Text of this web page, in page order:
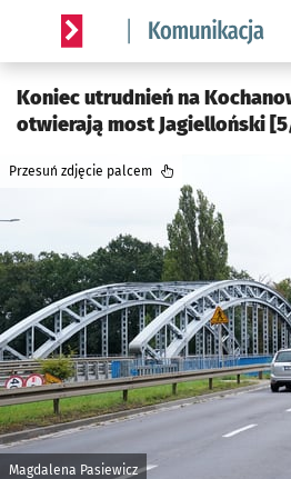
Serwis informacyjny wroclaw.pl
Koniec utrudnień na
otwierają most Jagielloński
Magdalena Pasiewicz
Przesuń zdjęcie palcem